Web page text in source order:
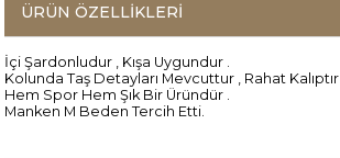
ÜRÜN ÖZELLIKLERI
İçi Şardonludur , Kışa Uygundur .
Kolunda Taş Detayları Mevcuttur , Rahat Kalıptır .
Hem Spor Hem Şık Bir Üründür .
Manken M Beden Tercih Etti.